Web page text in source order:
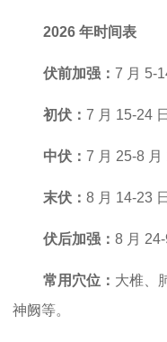
2026 年时间表
伏前加强： 7 月 5-
初伏： 7 月 15-24 日
中伏： 7 月 25-8 月
末伏： 8 月 14-23 日
伏后加强： 8 月 24-
常用穴位： 大椎、
神阙等。